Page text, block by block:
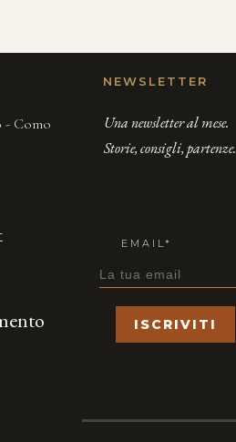
- Como
NEWSLETTER
Una newsletter al mese.
Storie, consigli, partenze.
EMAIL*
ISCRIVITI